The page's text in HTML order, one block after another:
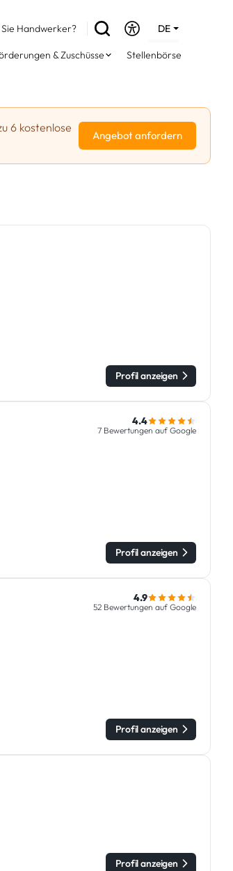
Sie Handwerker?
DE
EN
& Zuschüsse Stellenbörse
6 kostenlose
Angebot anfordern
Profil anzeigen
4.4
7 Bewertungen auf Google
Profil anzeigen
4.9
52 Bewertungen auf Google
Profil anzeigen
Profil anzeigen